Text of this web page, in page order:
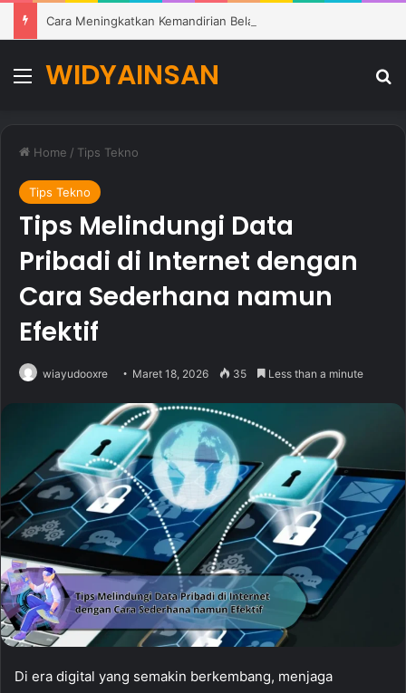
Menu
WIDYAINSAN
Home / Tips Tekno
Tips Tekno
Tips Melindungi Data
Pribadi di Internet dengan
Cara Sederhana namun
Efektif
wiayudooxre Maret 18, 2026 35 Less than a minute
Di era digital yang semakin berkembang, menjaga